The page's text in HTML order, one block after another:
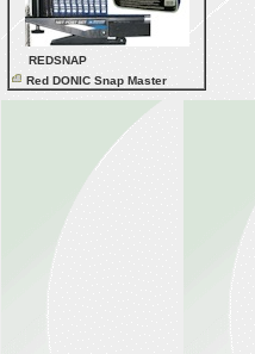
REDSNAP
Red DONIC Snap Master